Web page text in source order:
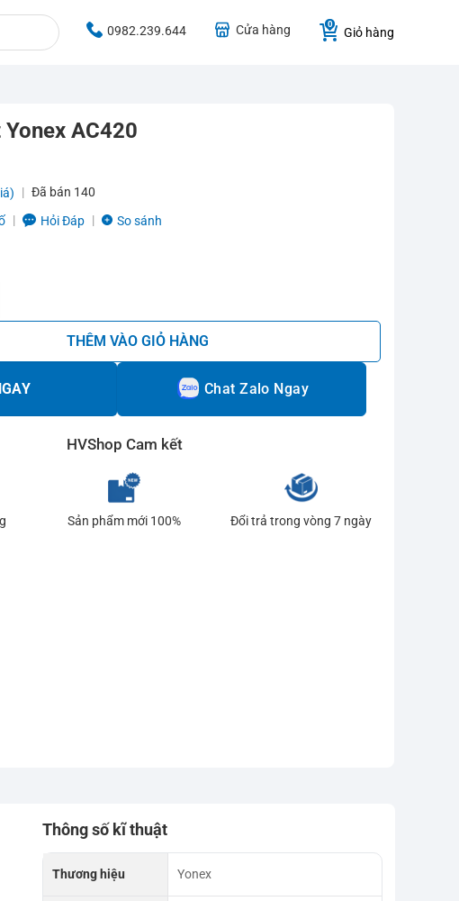
0982.239.644 Cửa hàng Giỏ hàng
AC420
Đã bán 140
Hỏi Đáp So sánh
THÊM VÀO GIỎ HÀNG
Chat Zalo Ngay
HVShop Cam kết
Sản phẩm mới 100% Đổi trả trong vòng 7 ngày
Thông số kĩ thuật
Thương hiệu Yonex